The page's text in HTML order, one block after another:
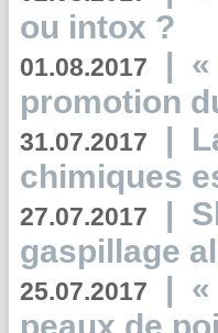
ou intox ?
01.08.2017 |
promotion
31.07.2017 |
chimiques
27.07.2017 |
gaspillage
25.07.2017 |